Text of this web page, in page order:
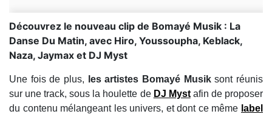
Découvrez le nouveau clip de Bomayé Musik : La
Danse Du Matin, avec Hiro, Youssoupha, Keblack,
Naza, Jaymax et DJ Myst
Une fois de plus, les artistes Bomayé Musiksont réunis
sur une track, sous la houlette de DJ Mystafin de proposer
du contenu mélangeant les univers, et dont ce même label